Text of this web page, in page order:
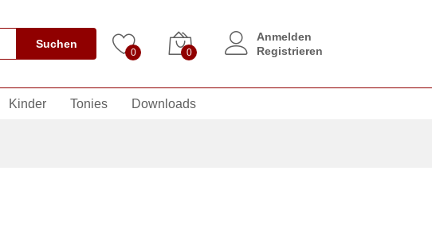
Suchen
0 0
Anmelden
Registrieren
Kinder Tonies Downloads